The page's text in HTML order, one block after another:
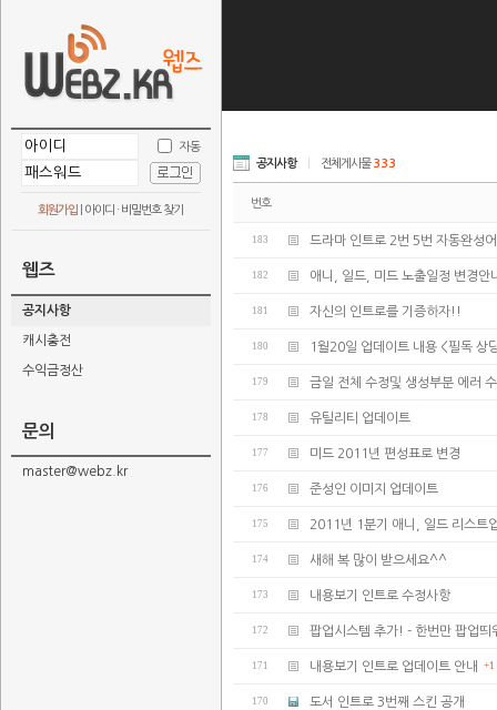
자동
회원가입 아이디 · 비밀번호 찾기
웹즈
공지사항
캐시충전
수익금정산
문의
master@webz.kr
공지사항 전체게시물333
번호
183 드라마 인트로 2번 5번 자동완성
182 애니, 일드, 미드 노출일정 변경안
181 자신의 인트로를 기증하자!!
180 1월20일 업데이트 내용 <필독 상
179 금일 전체 수정및 생성부분 에러
178 유틸리티 업데이트
177 미드 2011년 편성표로 변경
176 준성인 이미지 업데이트
175 2011년 1분기 애니, 일드 리스트
174 새해 복 많이 받으세요^^
173 내용보기 인트로 수정사항
172 팝업시스템 추가! - 한번만 팝업띄
171 내용보기 인트로 업데이트 안내 +1
170 도서 인트로 3번째 스킨 공개